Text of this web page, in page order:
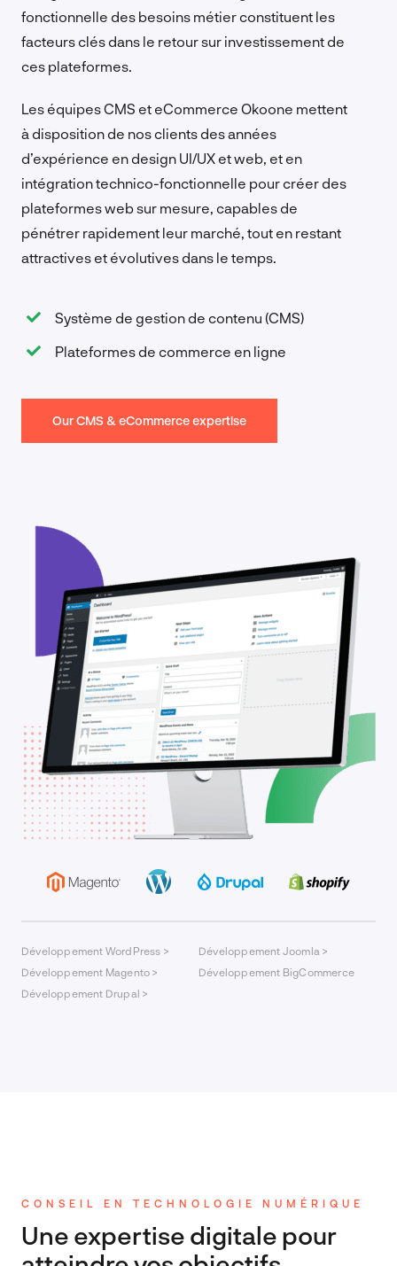
fonctionnelle des besoins métier constituent les
facteurs clés dans le retour sur investissement de
ces plateformes.
Les équipes CMS et eCommerce Okoone mettent
à disposition de nos clients des années
d’expérience en design UI/UX et web, et en
intégration technico-fonctionnelle pour créer des
plateformes web sur mesure, capables de
pénétrer rapidement leur marché, tout en restant
attractives et évolutives dans le temps.
Système de gestion de contenu (CMS)
Plateformes de commerce en ligne
Our CMS & eCommerce expertise
Développement WordPress >
Développement Magento >
Développement Drupal >
Développement Joomla >
Développement BigCommerce
CONSEIL EN TECHNOLOGIE NUMÉRIQUE
Une expertise digitale pour